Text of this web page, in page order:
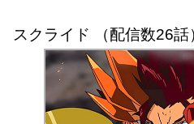
スクライド （配信数26話